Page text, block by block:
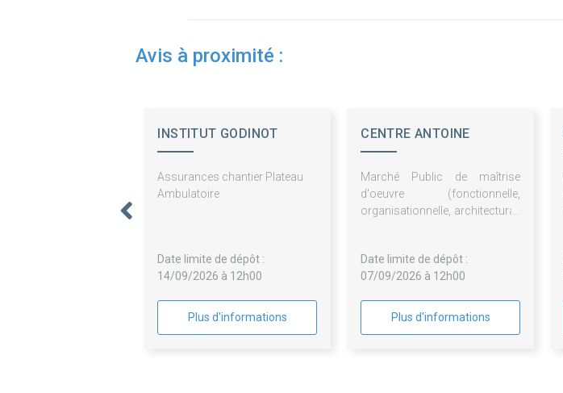
Avis à proximité :
INSTITUT GODINOT
Assurances chantier Plateau
Ambulatoire
Date limite de dépôt :
14/09/2026 à 12h00
Plus d'informations
CENTRE ANTOINE
Marché Public de maîtrise
d'oeuvre (fonctionnelle,
organisationnelle, architectural,
cuisines
Date limite de dépôt :
07/09/2026 à 12h00
Plus d'informations